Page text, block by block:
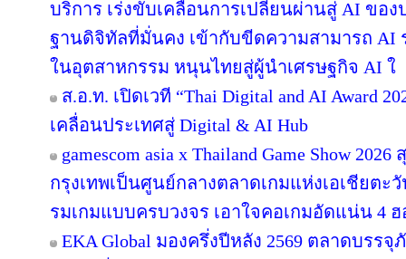
บริการ เร่งขับเคลื่อนการเปลี่ยนผ่านสู่ AI ขอ
ฐานดิจิทัลที่มั่นคง เข้ากับขีดความสามารถ AI
ในอุตสาหกรรม หนุนไทยสู่ผู้นำเศรษฐกิจ AI ใ
ส.อ.ท. เปิดเวที “Thai Digital and AI Award
เคลื่อนประเทศสู่ Digital & AI Hub
gamescom asia x Thailand Game Show
กรุงเทพเป็นศูนย์กลางตลาดเกมแห่งเอเชียต
รมเกมแบบครบวงจร เอาใจคอเกมอัดแน่น 4
EKA Global มองครึ่งปีหลัง 2569 ตลาดบร